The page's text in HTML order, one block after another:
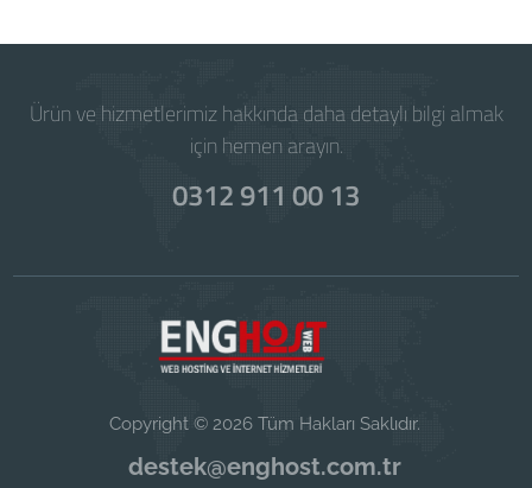
Ürün ve hizmetlerimiz hakkında daha detaylı bilgi almak
için hemen arayın.
0312 911 00 13
Copyright © 2026 Tüm Hakları Saklıdır.
destek@enghost.com.tr